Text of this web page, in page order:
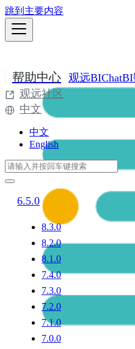
跳到主要内容
帮助中心 观远BIChatBI
观远社区
中文
中文
English
6.5.0
8.3.0
8.2.0
8.1.0
7.4.0
7.3.0
7.2.0
7.1.0
7.0.0